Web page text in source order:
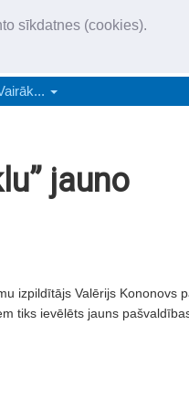
sīkdatnes (cookies).
valodā aptver Daugavpils
jauno
izpildītājs Valērijs Kononovs
tiks ievēlēts jauns